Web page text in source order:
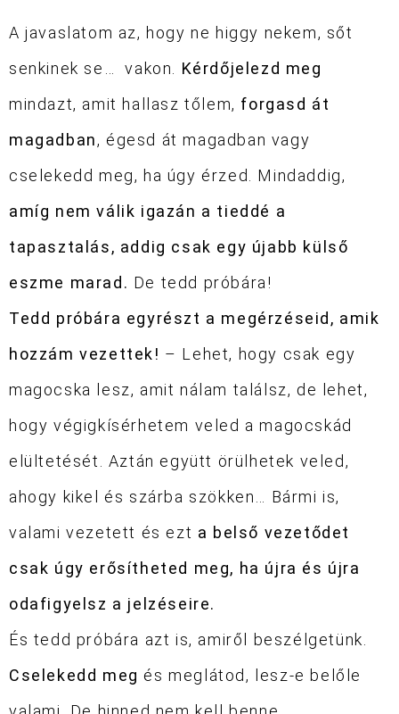
A javaslatom az, hogy ne higgy nekem, sőt
senkinek se… vakon. Kérdőjelezd meg
mindazt, amit hallasz tőlem, forgasd át
magadban, égesd át magadban vagy
cselekedd meg, ha úgy érzed. Mindaddig,
amíg nem válik igazán a tieddé a
tapasztalás, addig csak egy újabb külső
eszme marad. De tedd próbára!
Tedd próbára egyrészt a megérzéseid, amik
hozzám vezettek! – Lehet, hogy csak egy
magocska lesz, amit nálam találsz, de lehet,
hogy végigkísérhetem veled a magocskád
elültetését. Aztán együtt örülhetek veled,
ahogy kikel és szárba szökken… Bármi is,
valami vezetett és ezt a belső vezetődet
csak úgy erősítheted meg, ha újra és újra
odafigyelsz a jelzéseire.
És tedd próbára azt is, amiről beszélgetünk.
Cselekedd meg és meglátod, lesz-e belőle